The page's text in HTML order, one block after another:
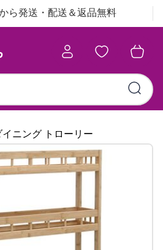
ら発送・配送＆返品無料
ニング トローリー